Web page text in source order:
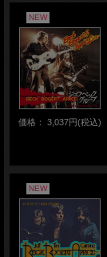
NEW
価格： 3,037円(税込)
NEW